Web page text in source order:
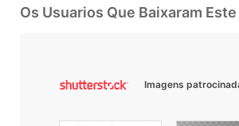
Os Usuarios Que Baixaram
Imagens